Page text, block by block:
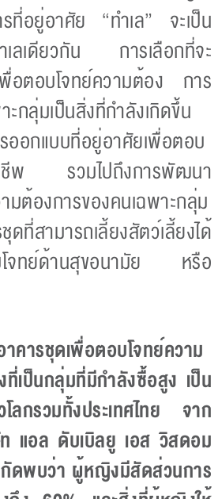
ที่อยู่อาศัย “ทำเล” จะเป็น
เลเดียวกัน การเลือกที่จะ
อตอบโจทย์ความต้อง การ
กลุ่มเป็นสิ่งที่กำลังเกิดขึ้น
ออกแบบที่อยู่อาศัยเพื่อตอบ
าชีพ รวมไปถึงการพัฒนา
มต้องการของคนเฉพาะกลุ่ม
ามารถเลี้ยงสัตว์เลี้ยงได้
โจทย์ด้านสุขอนามัย หรือ
คารชุดเพื่อตอบโจทย์ความ
เป็นกลุ่มที่มีกำลังซื้อสูง เป็น
ลกรวมทั้งประเทศไทย จาก
แอล ดับเบิลยู เอส วิสดอม
ดพบว่า ผู้หญิงมีสัดส่วนการ